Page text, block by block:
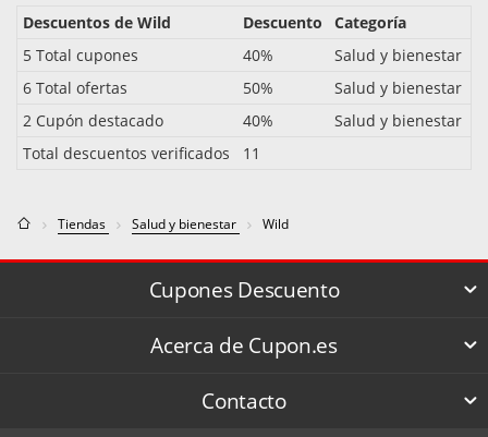
Descuentos de Wild Descuento
Categoría
5 Total cupones
40%
Salud y bienestar
6 Total ofertas
50%
Salud y bienestar
2 Cupón destacado
40%
Salud y bienestar
Total descuentos verificados
11
Tiendas Salud y bienestar Wild
Cupones Descuento
Acerca de Cupon.es
Contacto